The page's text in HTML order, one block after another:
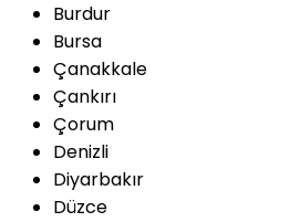
Burdur
Bursa
Çanakkale
Çankırı
Çorum
Denizli
Diyarbakır
Düzce